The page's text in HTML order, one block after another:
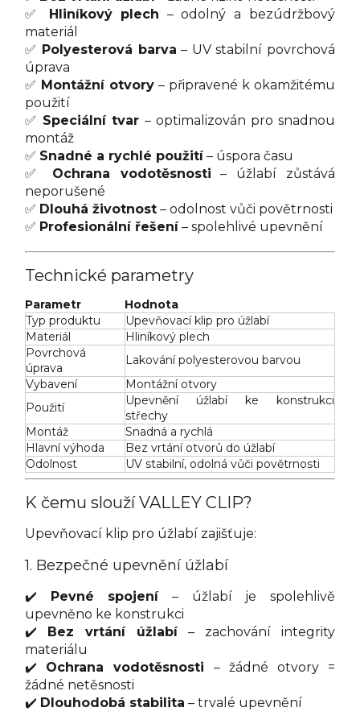
✅
Hliníkový plech – odolný a bezúdržbový
materiál
✅ Polyesterová barva – UV stabilní povrchová
úprava
✅ Montážní otvory – připravené k okamžitému
použití
✅ Speciální tvar – optimalizován pro snadnou
montáž
✅ Snadné a rychlé použití – úspora času
✅
Ochrana vodotěsnosti
– úžlabí zůstává
neporušené
✅ Dlouhá životnost – odolnost vůči povětrnosti
✅ Profesionální řešení – spolehlivé upevnění
Technické parametry
Parametr
Hodnota
Typ produktu
Upevňovací klip pro úžlabí
Materiál
Hliníkový plech
Povrchová
úprava
Lakování polyesterovou barvou
Vybavení
Montážní otvory
Použití
Upevnění úžlabí ke konstrukci
střechy
Montáž
Snadná a rychlá
Hlavní výhoda
Bez vrtání otvorů do úžlabí
Odolnost
UV stabilní, odolná vůči povětrnosti
K čemu slouží VALLEY CLIP?
Upevňovací klip pro úžlabí zajišťuje:
1. Bezpečné upevnění úžlabí
✔️ Pevné spojení
– úžlabí je spolehlivě
upevněno ke konstrukci
✔️
Bez vrtání úžlabí
– zachování integrity
materiálu
✔️
Ochrana vodotěsnosti
– žádné otvory =
žádné netěsnosti
✔️ Dlouhodobá stabilita – trvalé upevnění